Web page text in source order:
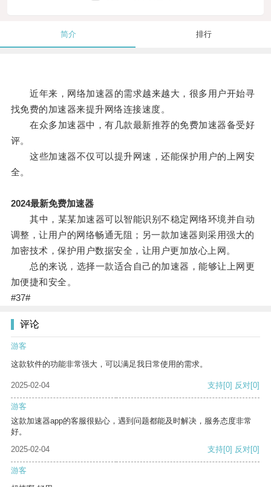
简介 排行
近年来，网络加速器的需求越来越大，很多用户开始寻
找免费的加速器来提升网络连接速度。
在众多加速器中，有几款最新推荐的免费加速器备受好
评。
这些加速器不仅可以提升网速，还能保护用户的上网安
全。
2024最新免费加速器
其中，某某加速器可以智能识别不稳定网络环境并自动
调整，让用户的网络畅通无阻；另一款加速器则采用强大的
加密技术，保护用户数据安全，让用户更加放心上网。
总的来说，选择一款适合自己的加速器，能够让上网更
加便捷和安全。
#37#
评论
游客
这款软件的功能非常强大，可以满足我日常使用的需求。
2025-02-04 支持[0] 反对[0]
游客
这款加速器app的客服很贴心，遇到问题都能及时解决，服务态度非常
好。
2025-02-04
支持[0] 反对[0]
游客